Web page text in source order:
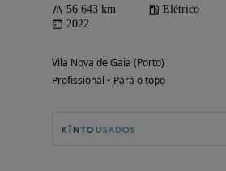
56 643 km Elétrico
2022
Vila Nova de Gaia (Porto)
Profissional • Para o topo